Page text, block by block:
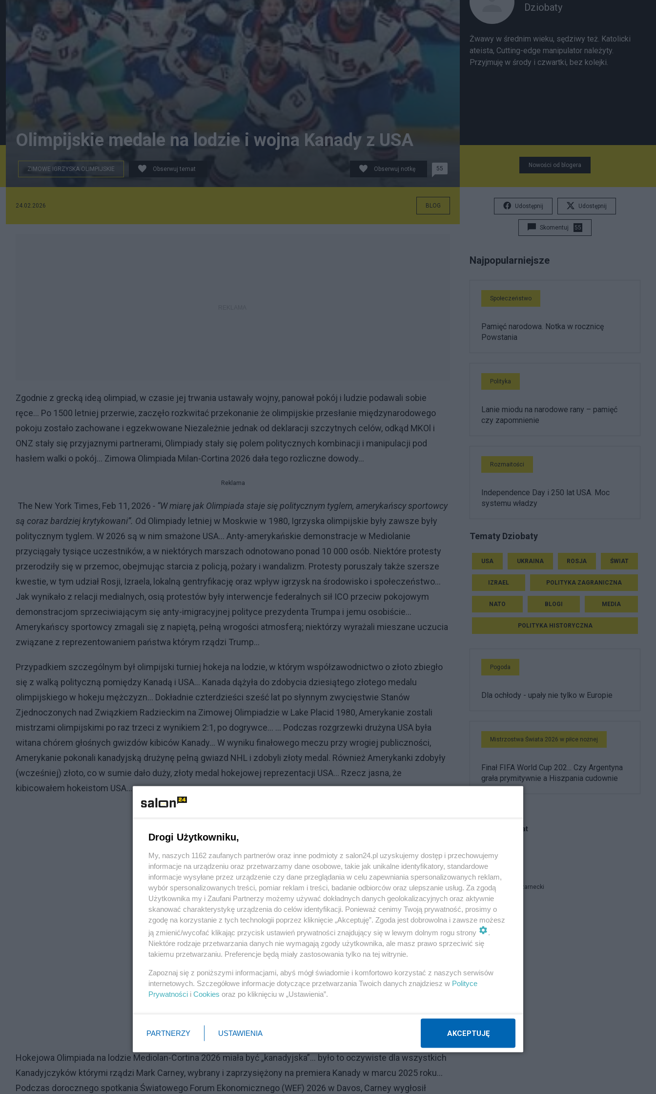
Olimpijskie medale na lodzie i wojna Kanady z USA
ZIMOWE IGRZYSKA OLIMPIJSKIE Obserwuj temat Obserwuj notkę 55
24.02.2026 BLOG
Zgodnie z grecką ideą olimpiad, w czasie jej trwania ustawały wojny, panował pokój i ludzie podawali sobie
ręce... Po 1500 letniej przerwie, zaczęło rozkwitać przekonanie że olimpijskie przesłanie międzynarodowego
pokoju zostało zachowane i egzekwowane Niezależnie jednak od deklaracji szczytnych celów, odkąd MKOl i
ONZ stały się przyjaznymi partnerami, Olimpiady stały się polem politycznych kombinacji i manipulacji pod
hasłem walki o pokój... Zimowa Olimpiada Milan-Cortina 2026 dała tego rozliczne dowody...
Reklama
The New York Times, Feb 11, 2026 - “W miarę jak Olimpiada staje się politycznym tyglem, amerykańscy sportowcy
są coraz bardziej krytykowani”. Od Olimpiady letniej w Moskwie w 1980, Igrzyska olimpijskie były zawsze były
politycznym tyglem. W 2026 są w nim smażone USA... Anty-amerykańskie demonstracje w Mediolanie
przyciągały tysiące uczestników, a w niektórych marszach odnotowano ponad 10 000 osób. Niektóre protesty
przerodziły się w przemoc, obejmując starcia z policją, pożary i wandalizm. Protesty poruszały także szersze
kwestie, w tym udział Rosji, Izraela, lokalną gentryfikację oraz wpływ igrzysk na środowisko i społeczeństwo...
Jak wynikało z relacji medialnych, osią protestów były interwencje federalnych sił ICO przeciw pokojowym
demonstracjom sprzeciwiającym się anty-imigracyjnej polityce prezydenta Trumpa i jemu osobiście...
Amerykańscy sportowcy zmagali się z napiętą, pełną wrogości atmosferą; niektórzy wyrażali mieszane uczucia
związane z reprezentowaniem państwa którym rządzi Trump...
Przypadkiem szczególnym był olimpijski turniej hokeja na lodzie, w którym współzawodnictwo o złoto zbiegło
się z walką polityczną pomiędzy Kanadą i USA... Kanada dążyła do zdobycia dziesiątego złotego medalu
olimpijskiego w hokeju mężczyzn... Dokładnie czterdzieści sześć lat po słynnym zwycięstwie Stanów
Zjednoczonych nad Związkiem Radzieckim na Zimowej Olimpiadzie w Lake Placid 1980, Amerykanie zostali
mistrzami olimpijskimi po raz trzeci z wynikiem 2:1, po dogrywce... ... Podczas rozgrzewki drużyna USA była
witana chórem głośnych gwizdów kibiców Kanady... W wyniku finałowego meczu przy wrogiej publiczności,
Amerykanie pokonali kanadyjską drużynę pełną gwiazd NHL i zdobyli złoty medal. Również Amerykanki zdobyły
(wcześniej) złoto, co w sumie dało duży, złoty medal hokejowej reprezentacji USA... Rzecz jasna, że
kibicowałem hokeistom USA....
Hokejowa Olimpiada na lodzie Mediolan-Cortina 2026 miała być „kanadyjska”... było to oczywiste dla wszystkich
Kanadyjczyków którymi rządzi Mark Carney, wybrany i zaprzysiężony na premiera Kanady w marcu 2025 roku...
Podczas dorocznego spotkania Światowego Forum Ekonomicznego (WEF) 2026 w Davos, Carney wygłosił
Dziobaty
Żwawy w średnim wieku, sędziwy też. Katolicki
ateista, Cutting-edge manipulator należyty.
Przyjmuję w środy i czwartki, bez kolejki.
Nowości od blogera
Udostępnij Udostępnij
Skomentuj 55
Najpopularniejsze
Społeczeństwo
Pamięć narodowa. Notka w rocznicę
Powstania
Polityka
Lanie miodu na narodowe rany – pamięć
czy zapomnienie
Rozmaitości
Independence Day i 250 lat USA. Moc
systemu władzy
Tematy Dziobaty
USA UKRAINA ROSJA ŚWIAT
IZRAEL POLITYKA ZAGRANICZNA
NATO BLOGI MEDIA
POLITYKA HISTORYCZNA
Pogoda
Dla ochłody - upały nie tylko w Europie
Mistrzostwa Świata 2026 w piłce nożnej
Finał FIFA World Cup 202... Czy Argentyna
grała prymitywnie a Hiszpania cudownie
Blogi na ten temat
HareM
Ryszard Czarnecki
Napisz notkę
Drogi Użytkowniku,
My, naszych 1162 zaufanych partnerów oraz inne podmioty z salon24.pl uzyskujemy dostęp i przechowujemy
informacje na urządzeniu oraz przetwarzamy dane osobowe, takie jak unikalne identyfikatory, standardowe
informacje wysyłane przez urządzenie czy dane przeglądania w celu zapewniania spersonalizowanych reklam,
wybór spersonalizowanych treści, pomiar reklam i treści, badanie odbiorców oraz ulepszanie usług. Za zgodą
Użytkownika my i Zaufani Partnerzy możemy używać dokładnych danych geolokalizacyjnych oraz aktywnie
skanować charakterystykę urządzenia do celów identyfikacji. Ponieważ cenimy Twoją prywatność, prosimy o
zgodę na korzystanie z tych technologii poprzez kliknięcie „Akceptuję”. Zgoda jest dobrowolna i zawsze możesz
ją zmienić/wycofać klikając przycisk ustawień prywatności znajdujący się w lewym dolnym rogu strony
.
Niektóre rodzaje przetwarzania danych nie wymagają zgody użytkownika, ale masz prawo sprzeciwić się
takiemu przetwarzaniu. Preferencje będą miały zastosowania tylko na tej witrynie.
Zapoznaj się z poniższymi informacjami, abyś mógł świadomie i komfortowo korzystać z naszych serwisów
internetowych. Szczegółowe informacje dotyczące przetwarzania Twoich danych znajdziesz w Polityce
Prywatności i Cookies oraz po kliknięciu w „Ustawienia”.
PARTNERZY USTAWIENIA AKCEPTUJĘ